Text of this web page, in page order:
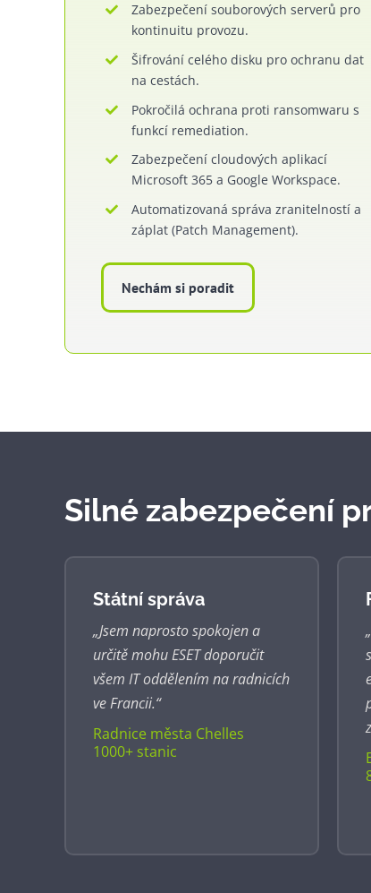
Zabezpečení souborových serverů pro
kontinuitu provozu.
Šifrování celého disku pro ochranu dat
na cestách.
Pokročilá ochrana proti ransomwaru s
funkcí remediation.
Zabezpečení cloudových aplikací
Microsoft 365 a Google Workspace.
Automatizovaná správa zranitelností a
záplat (Patch Management).
Nechám si poradit
Silné zabezpečení
Státní správa
„Jsem naprosto spokojen a
určitě mohu ESET doporučit
všem IT oddělením na radnicích
ve Francii.“
Radnice města Chelles
1000+ stanic